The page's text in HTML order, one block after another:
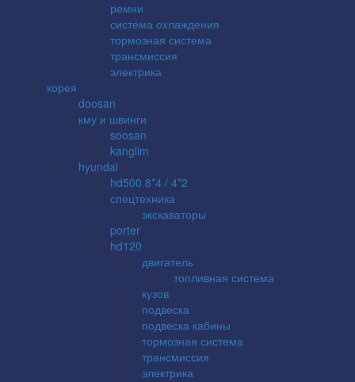
ремни
система охлаждения
тормозная система
трансмиссия
электрика
корея
doosan
кму и швинги
soosan
kanglim
hyundai
hd500 8*4 / 4*2
спецтехника
экскаваторы
porter
hd120
двигатель
топливная система
кузов
подвеска
подвеска кабины
тормозная система
трансмиссия
электрика